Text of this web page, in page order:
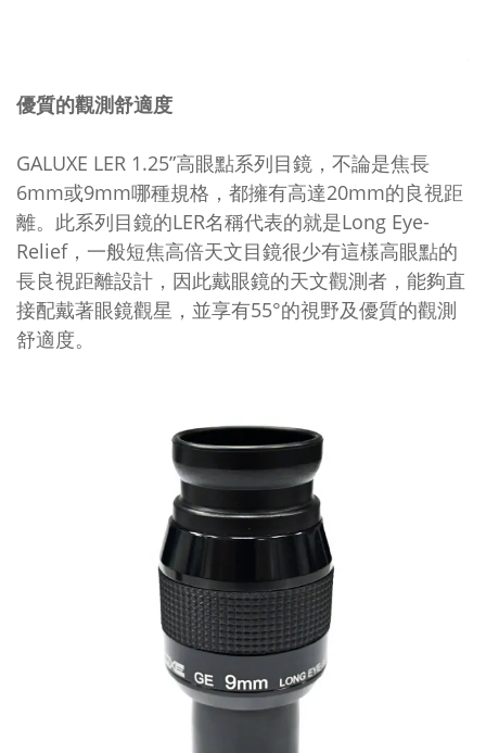
優質的觀測舒適度
GALUXE LER 1.25”高眼點系列目鏡，不論是焦長
6mm或9mm哪種規格，都擁有高達20mm的良視距
離。此系列目鏡的LER名稱代表的就是Long Eye-
Relief，一般短焦高倍天文目鏡很少有這樣高眼點的
長良視距離設計，因此戴眼鏡的天文觀測者，能夠直
接配戴著眼鏡觀星，並享有55°的視野及優質的觀測
舒適度。